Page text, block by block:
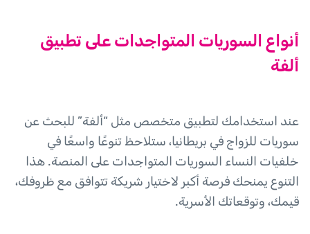
أنواع السوريات المتواجدات على تطبيق
ألفة
عند استخدامك لتطبيق متخصص مثل “ألفة” للبحث عن
سوريات للزواج في بريطانيا، ستلاحظ تنوعًا واسعًا في
خلفيات النساء السوريات المتواجدات على المنصة. هذا
التنوع يمنحك فرصة أكبر لاختيار شريكة تتوافق مع ظروفك،
قيمك، وتوقعاتك الأسرية.